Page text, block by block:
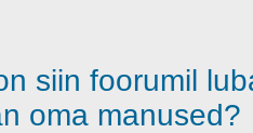
siin foorumil
oma manused?